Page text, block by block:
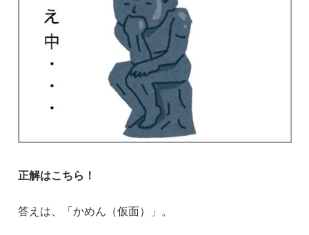
正解はこちら！
答えは、「かめん（仮面）」。